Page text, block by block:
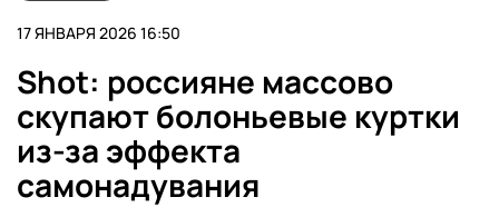
17 ЯНВАРЯ 2026 16:50
Shot: россияне массово
скупают болоньевые куртки
из-за эффекта
самонадувания